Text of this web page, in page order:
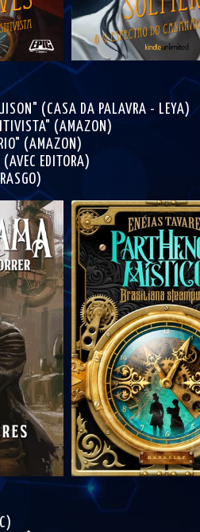
(CASA DA PALAVRA - LEYA)
(AMAZON)
(AMAZON)
EDITORA)